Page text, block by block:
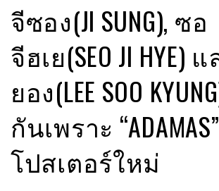
จีซอง(JI SUNG), ซอ
จีฮเย(SEO JI HYE)
ยอง(LEE SOO
กันเพราะ
โปสเตอร์ใหม่